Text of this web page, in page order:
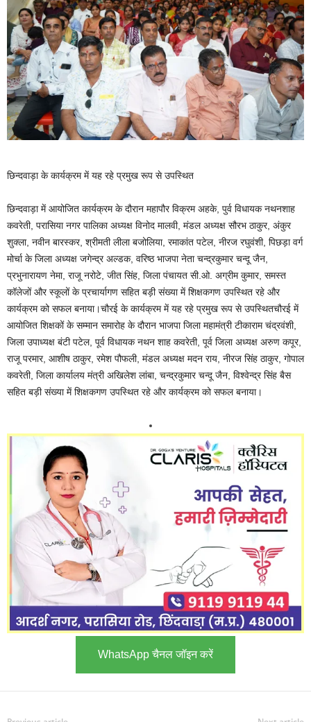
छिन्दवाड़ा के कार्यक्रम में यह रहे प्रमुख रूप से उपस्थित
छिन्दवाड़ा में आयोजित कार्यक्रम के दौरान महापौर विक्रम अहके, पुर्व विधायक नथनशाह
कवरेती, परासिया नगर पालिका अध्यक्ष विनोद मालवी, मंडल अध्यक्ष सौरभ ठाकुर, अंकुर
शुक्ला, नवीन बारस्कर, श्रीमती लीला बजोलिया, रमाकांत पटेल, नीरज रघुवंशी, पिछड़ा वर्ग
मोर्चा के जिला अध्यक्ष जगेन्द्र अल्डक, वरिष्ठ भाजपा नेता चन्द्रकुमार चन्दू जैन,
प्रभुनारायण नेमा, राजू नरोटे, जीत सिंह, जिला पंचायत सी.ओ. अग्रीम कुमार, समस्त
कॉलेजों और स्कूलों के प्रचार्यागण सहित बड़ी संख्या में शिक्षकगण उपस्थित रहे और
कार्यक्रम को सफल बनाया।चौरई के कार्यक्रम में यह रहे प्रमुख रूप से उपस्थितचौरई में
आयोजित शिक्षकों के सम्मान समारोह के दौरान भाजपा जिला महामंत्री टीकाराम चंद्रवंशी,
जिला उपाध्यक्ष बंटी पटेल, पूर्व विधायक नथन शाह कवरेती, पूर्व जिला अध्यक्ष अरुण कपूर,
राजू परमार, आशीष ठाकुर, रमेश पौफली, मंडल अध्यक्ष मदन राय, नीरज सिंह ठाकुर, गोपाल
कवरेती, जिला कार्यालय मंत्री अखिलेश लांबा, चन्द्रकुमार चन्दू जैन, विश्वेन्द्र सिंह बैस
सहित बड़ी संख्या में शिक्षकगण उपस्थित रहे और कार्यक्रम को सफल बनाया।
WhatsApp चैनल जॉइन करें